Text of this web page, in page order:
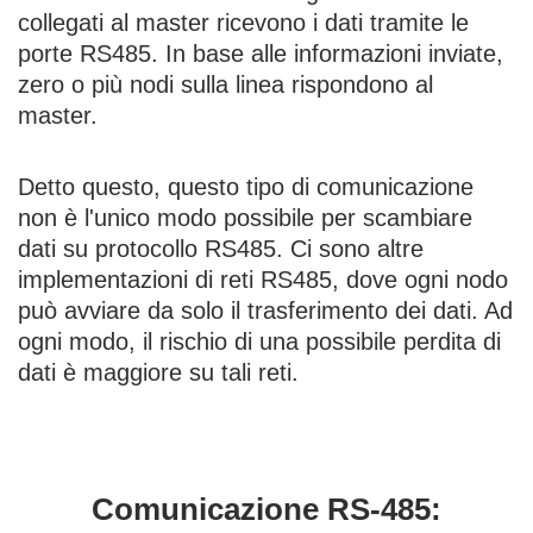
collegati al master ricevono i dati tramite le
porte RS485. In base alle informazioni inviate,
zero o più nodi sulla linea rispondono al
master.
Detto questo, questo tipo di comunicazione
non è l'unico modo possibile per scambiare
dati su protocollo RS485. Ci sono altre
implementazioni di reti RS485, dove ogni nodo
può avviare da solo il trasferimento dei dati. Ad
ogni modo, il rischio di una possibile perdita di
dati è maggiore su tali reti.
Comunicazione RS-485: